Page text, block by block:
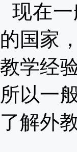
现在
的国家
教学经
所以一
了解外